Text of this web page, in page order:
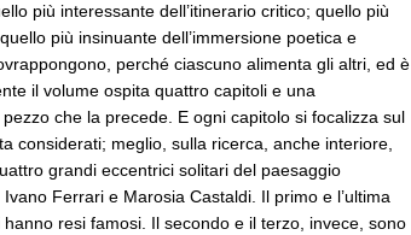
più interessante dell’itinerario critico; quello più
più insinuante dell’immersione poetica e
perché ciascuno alimenta gli altri, ed è
il volume ospita quattro capitoli e una
che la precede. E ogni capitolo si focalizza sul
considerati; meglio, sulla ricerca, anche interiore,
grandi eccentrici solitari del paesaggio
Ferrari e Marosia Castaldi. Il primo e l’ultima
resi famosi. Il secondo e il terzo, invece, sono